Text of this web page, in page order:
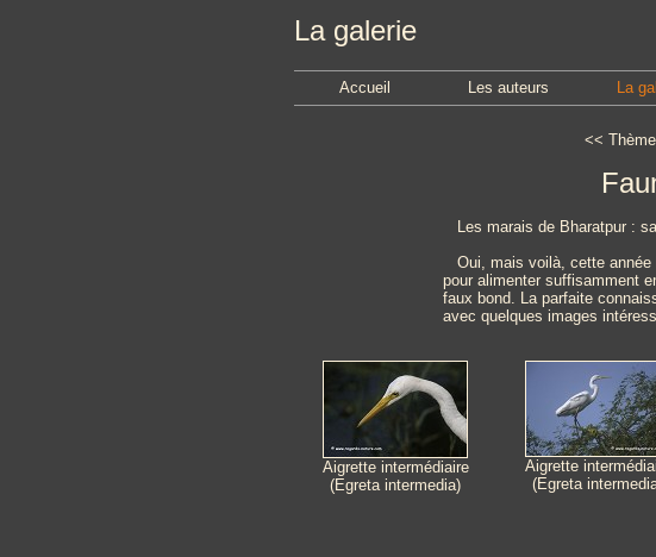
La galerie
Accueil Les auteurs La
<<
Les marais de Bharatpur :
Oui, mais voilà, cette année
pour alimenter suffisamment
faux bond. La parfaite
avec quelques images
Aigrette intermédiaire
(Egreta intermedia)
Aigrette
(Egreta